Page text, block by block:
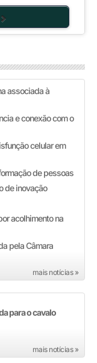
associada à
e conexão com o
celular em
de pessoas
de inovação
acolhimento na
pela Câmara
mais notícias »
para o cavalo
mais notícias »